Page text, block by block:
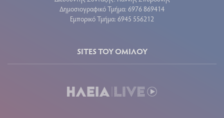
Δημοσιογραφικό Τμήμα: 6976 869414
Εμπορικό Τμήμα: 6945 556212
SITES ΤΟΥ ΟΜΙΛΟΥ